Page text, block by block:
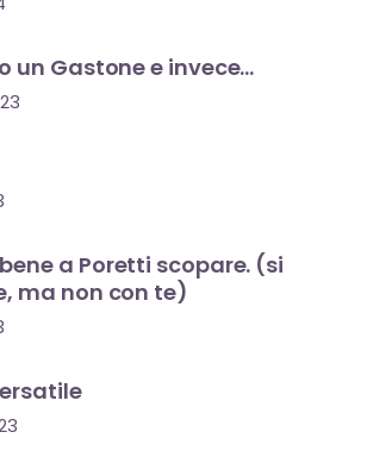
un Gastone e invece…
a Poretti scopare. (si
ma non con te)